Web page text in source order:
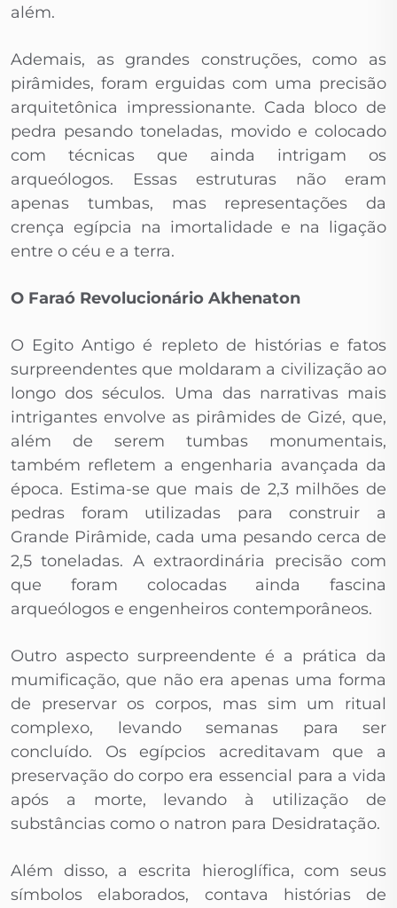
além.
Ademais, as grandes construções, como as
pirâmides, foram erguidas com uma precisão
arquitetônica impressionante. Cada bloco de
pedra pesando toneladas, movido e colocado
com técnicas que ainda intrigam os
arqueólogos. Essas estruturas não eram
apenas tumbas, mas representações da
crença egípcia na imortalidade e na ligação
entre o céu e a terra.
O Faraó Revolucionário Akhenaton
O Egito Antigo é repleto de histórias e fatos
surpreendentes que moldaram a civilização ao
longo dos séculos. Uma das narrativas mais
intrigantes envolve as pirâmides de Gizé, que,
além de serem tumbas monumentais,
também refletem a engenharia avançada da
época. Estima-se que mais de 2,3 milhões de
pedras foram utilizadas para construir a
Grande Pirâmide, cada uma pesando cerca de
2,5 toneladas. A extraordinária precisão com
que foram colocadas ainda fascina
arqueólogos e engenheiros contemporâneos.
Outro aspecto surpreendente é a prática da
mumificação, que não era apenas uma forma
de preservar os corpos, mas sim um ritual
complexo, levando semanas para ser
concluído. Os egípcios acreditavam que a
preservação do corpo era essencial para a vida
após a morte, levando à utilização de
substâncias como o natron para Desidratação.
Além disso, a escrita hieroglífica, com seus
símbolos elaborados, contava histórias de